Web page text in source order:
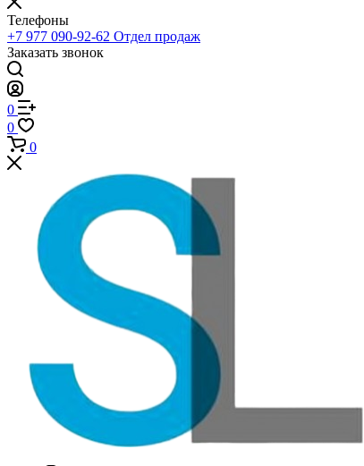
Телефоны
+7 977 090-92-62 Отдел продаж
Заказать звонок
0
0
0